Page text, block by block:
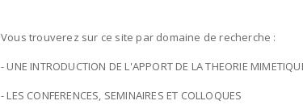
Vous trouverez sur ce site par domaine de recherche :
- UNE INTRODUCTION DE L'APPORT DE LA THEORIE
- LES CONFERENCES, SEMINAIRES ET COLLOQUES